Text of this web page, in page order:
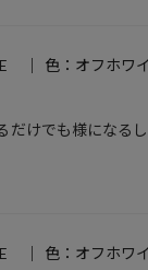
色：オフホワ
だけでも様になる
色：オフホワ